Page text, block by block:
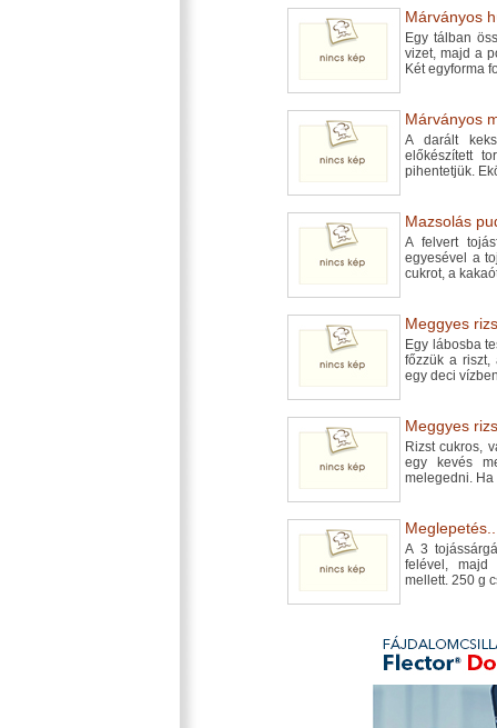
Márványos
Egy tálban
vizet, majd a
Két egyforma
Márványos
A darált
előkészített
pihentetjük.
Mazsolás
A felvert
egyesével a
cukrot, a
Meggyes
Egy lábosba
főzzük a riszt,
egy deci
Meggyes
Rizst cukros,
egy kevés
melegedni. Ha
A 3
felével, majd
mellett. 250 g